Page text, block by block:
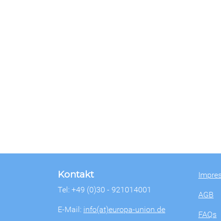
Kontakt
Tel: +49 (0)30 - 921014001
E-Mail: info(at)europa-union.de
AGB
FAQs